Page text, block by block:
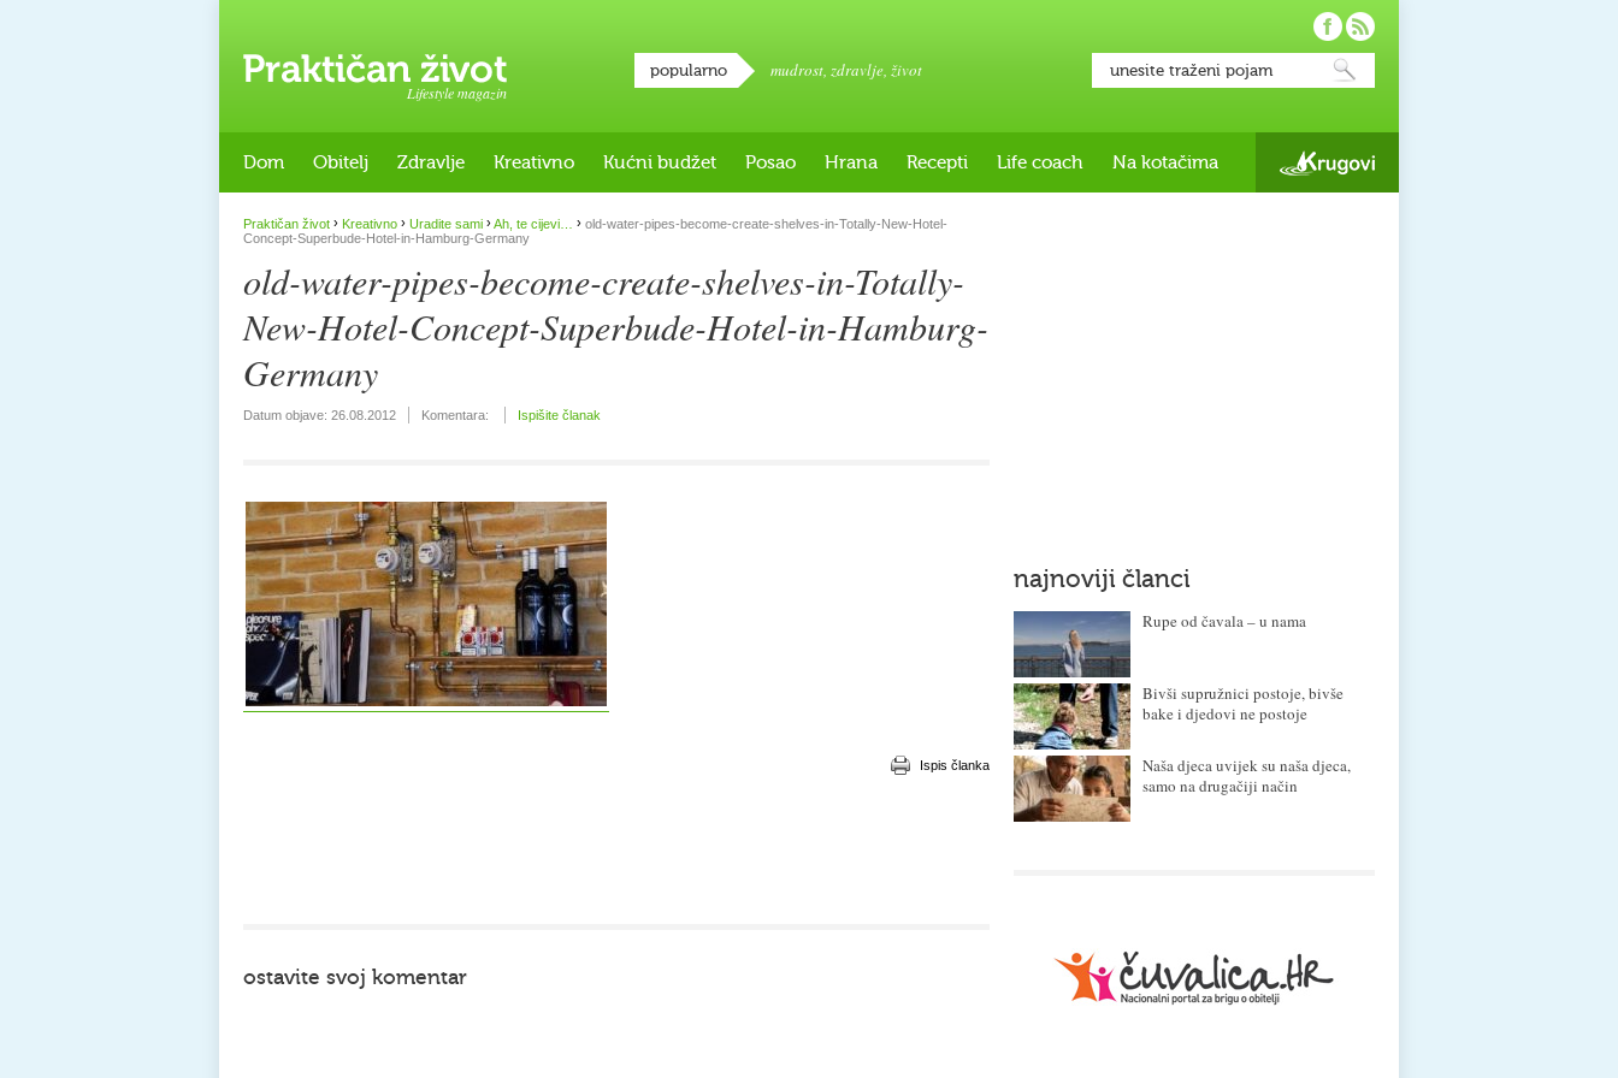
Lifestyle magazin
popularno mudrost, zdravlje, život
Dom Obitelj Zdravlje Kreativno Kućni budžet Posao Hrana Recepti Life coach Na kotačima
Praktičan život › Kreativno › Uradite sami ›Ah, te cijevi… › old-water-pipes-become-create-shelves-in-Totally-New-Hotel-
Concept-Superbude-Hotel-in-Hamburg-Germany
old-water-pipes-become-create-shelves-in-Totally-
New-Hotel-Concept-Superbude-Hotel-in-Hamburg-
Germany
Datum objave: 26.08.2012 Komentara: Ispišite članak
Ispis članka
ostavite svoj komentar
najnoviji članci
Rupe od čavala – u nama
Bivši supružnici postoje, bivše
bake i djedovi ne postoje
Naša djeca uvijek su naša djeca,
samo na drugačiji način